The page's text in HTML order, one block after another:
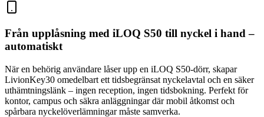
Från upplåsning med iLOQ S50 till nyckel i hand –
automatiskt
När en behörig användare låser upp en iLOQ S50-dörr, skapar
LivionKey30 omedelbart ett tidsbegränsat nyckelavtal och en säker
uthämtningslänk – ingen reception, ingen tidsbokning. Perfekt för
kontor, campus och säkra anläggningar där mobil åtkomst och
spårbara nyckelöverlämningar måste samverka.